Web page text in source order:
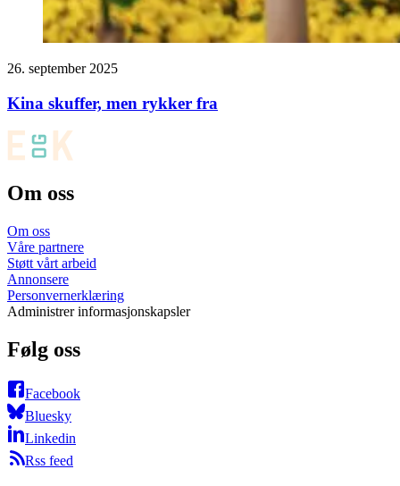
26. september 2025
Kina skuffer, men rykker fra
Om oss
Om oss
Våre partnere
Støtt vårt arbeid
Annonsere
Personvernerklæring
Administrer informasjonskapsler
Følg oss
Facebook
Bluesky
Linkedin
Rss feed